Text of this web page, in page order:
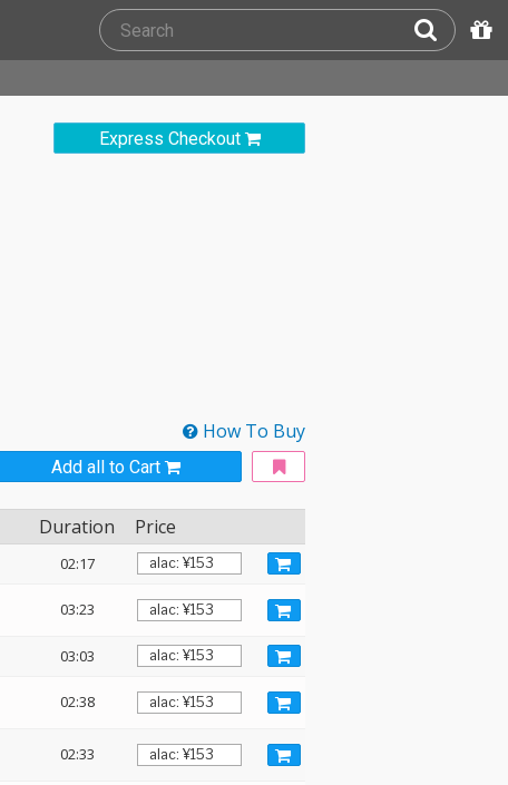
Express Checkout
How To Buy
Add all to Cart
Duration Price
02:17
03:23
03:03
02:38
02:33